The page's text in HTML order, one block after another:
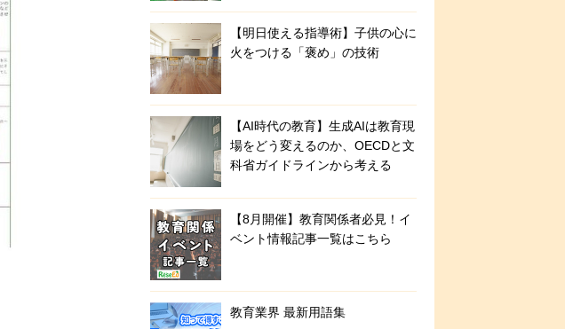
【明日使える指導術】子供の心に
火をつける「褒め」の技術
【AI時代の教育】生成AIは教育現
場をどう変えるのか、OECDと文
科省ガイドラインから考える
【8月開催】教育関係者必見！イ
ベント情報記事一覧はこちら
教育業界 最新用語集